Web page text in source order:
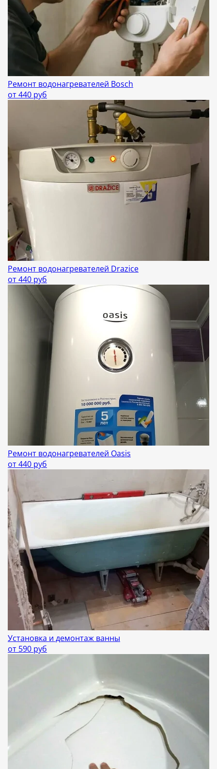
Ремонт водонагревателей Bosch
от 440 руб
Ремонт водонагревателей Drazice
от 440 руб
Ремонт водонагревателей Oasis
от 440 руб
Установка и демонтаж ванны
от 590 руб